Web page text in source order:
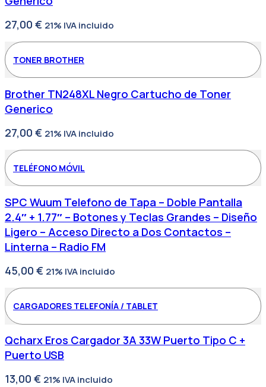
27,00 € 21% IVA incluido
TONER BROTHER
Brother TN248XL Negro Cartucho de Toner
Generico
27,00 € 21% IVA incluido
TELÉFONO MÓVIL
SPC Wuum Telefono de Tapa – Doble Pantalla
2.4″ + 1.77″ – Botones y Teclas Grandes – Diseño
Ligero – Acceso Directo a Dos Contactos –
Linterna – Radio FM
45,00 € 21% IVA incluido
CARGADORES TELEFONÍA / TABLET
Qcharx Eros Cargador 3A 33W Puerto Tipo C +
Puerto USB
13,00 € 21% IVA incluido